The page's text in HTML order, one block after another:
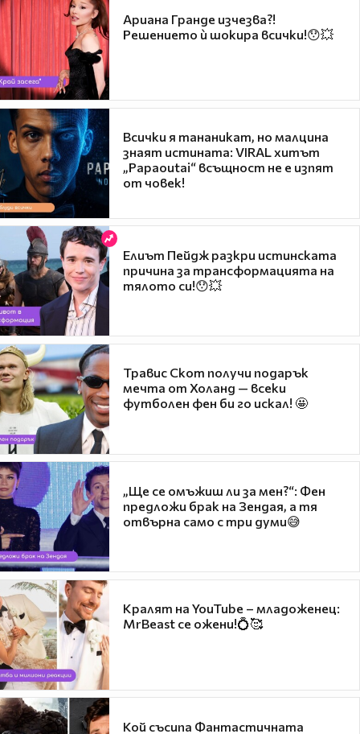
Ариана Гранде изчезва?!
Решението ѝ шокира всички!😯💥
Всички я тананикат, но малцина
знаят истината: VIRAL хитът
„Papaoutai“ всъщност не е изпят
от човек!
Елиът Пейдж разкри истинската
причина за трансформацията на
тялото си!😯💥
Травис Скот получи подарък
мечта от Холанд — всеки
футболен фен би го искал! 🤩
„Ще се омъжиш ли за мен?“: Фен
предложи брак на Зендая, а тя
отвърна само с три думи😅
Кралят на YouTube – младоженец:
MrBeast се ожени!💍🥰
Кой съсипа Фантастичната